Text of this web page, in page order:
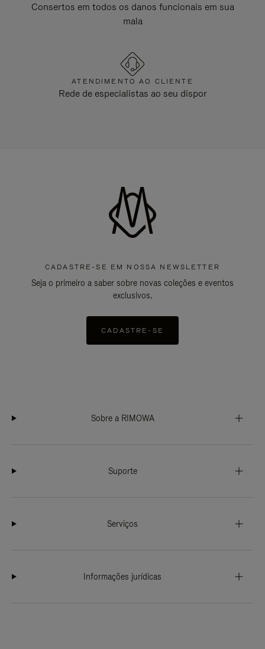
Consertos em todos os danos funcionais em sua
mala
ATENDIMENTO AO CLIENTE
Rede de especialistas ao seu dispor
CADASTRE-SE EM NOSSA NEWSLETTER
Seja o primeiro a saber sobre novas coleções e eventos
exclusivos.
CADASTRE-SE
Sobre a RIMOWA
Suporte
Serviços
Informações jurídicas